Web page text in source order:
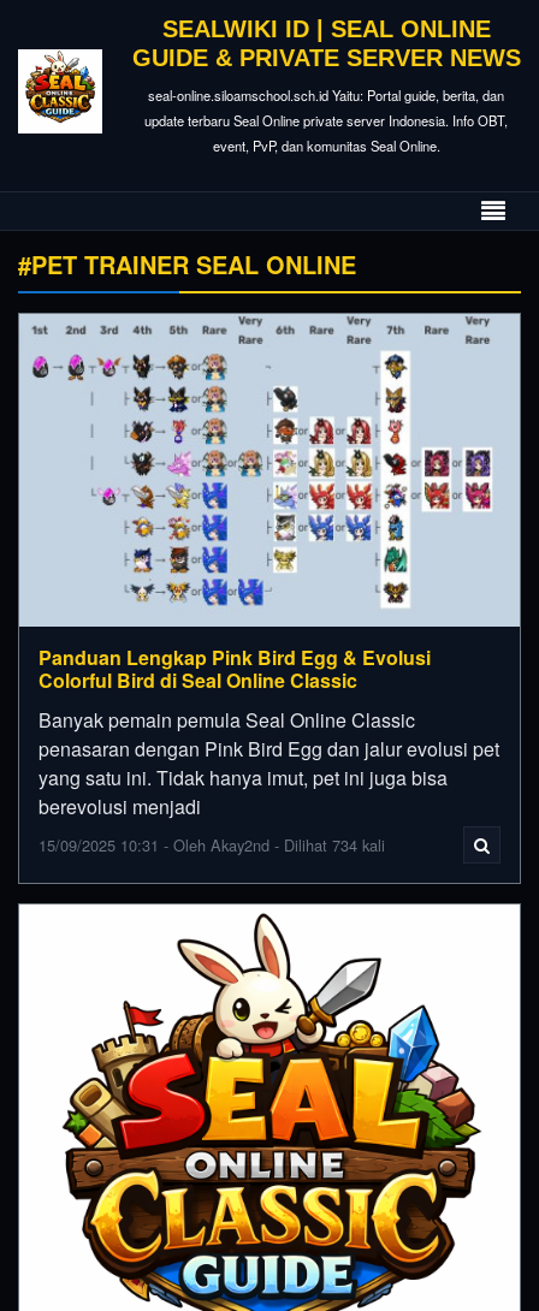
SEALWIKI ID | SEAL ONLINE
GUIDE & PRIVATE SERVER NEWS
seal-online.siloamschool.sch.id Yaitu: Portal guide, berita, dan
update terbaru Seal Online private server Indonesia. Info OBT,
event, PvP, dan komunitas Seal Online.
#PET TRAINER SEAL ONLINE
Panduan Lengkap Pink Bird Egg & Evolusi
Colorful Bird di Seal Online Classic
Banyak pemain pemula Seal Online Classic
penasaran dengan Pink Bird Egg dan jalur evolusi pet
yang satu ini. Tidak hanya imut, pet ini juga bisa
berevolusi menjadi
15/09/2025 10:31 - Oleh Akay2nd - Dilihat 734 kali